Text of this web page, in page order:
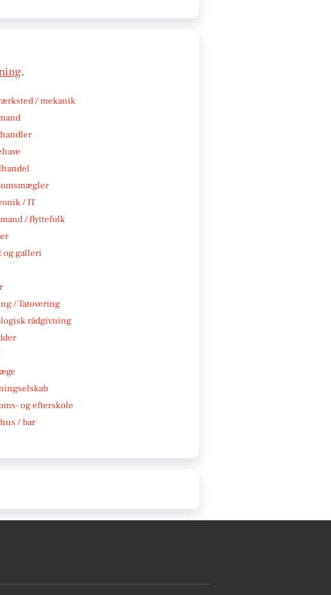
.
/ mekanik
/ IT
/ flyttefolk
og galleri
/ Tatovering
rådgivning
og efterskole
/ bar